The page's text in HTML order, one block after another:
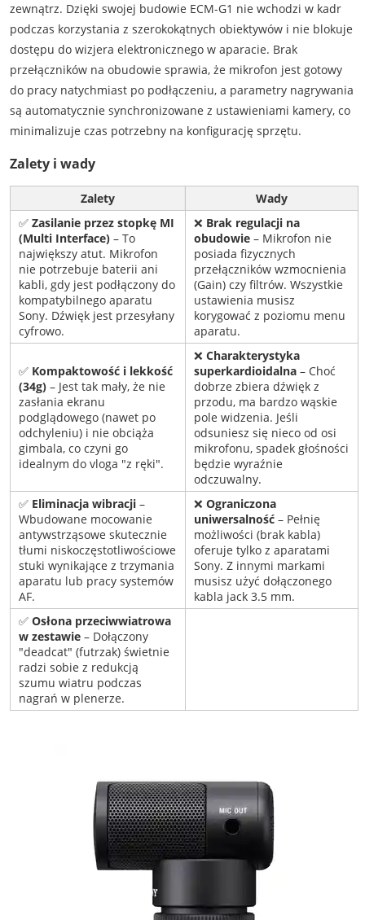
zewnątrz. Dzięki swojej budowie ECM-G1 nie wchodzi w kadr
podczas korzystania z szerokokątnych obiektywów i nie blokuje
dostępu do wizjera elektronicznego w aparacie. Brak
przełączników na obudowie sprawia, że mikrofon jest gotowy
do pracy natychmiast po podłączeniu, a parametry nagrywania
są automatycznie synchronizowane z ustawieniami kamery, co
minimalizuje czas potrzebny na konfigurację sprzętu.
Zalety i wady
Zalety
Wady
✅ Zasilanie przez stopkę MI
(Multi Interface)– To
największy atut. Mikrofon
nie potrzebuje baterii ani
kabli, gdy jest podłączony do
kompatybilnego aparatu
Sony. Dźwięk jest przesyłany
cyfrowo.
❌ Brak regulacji na
obudowie– Mikrofon nie
posiada fizycznych
przełączników wzmocnienia
(Gain) czy filtrów. Wszystkie
ustawienia musisz
korygować z poziomu menu
aparatu.
✅ Kompaktowość i lekkość
(34g)– Jest tak mały, że nie
zasłania ekranu
podglądowego (nawet po
odchyleniu) i nie obciąża
gimbala, co czyni go
idealnym do vloga "z ręki".
❌ Charakterystyka
superkardioidalna– Choć
dobrze zbiera dźwięk z
przodu, ma bardzo wąskie
pole widzenia. Jeśli
odsuniesz się nieco od osi
mikrofonu, spadek głośności
będzie wyraźnie
odczuwalny.
✅ Eliminacja wibracji–
Wbudowane mocowanie
antywstrząsowe skutecznie
tłumi niskoczęstotliwościowe
stuki wynikające z trzymania
aparatu lub pracy systemów
AF.
❌ Ograniczona
uniwersalność– Pełnię
możliwości (brak kabla)
oferuje tylko z aparatami
Sony. Z innymi markami
musisz użyć dołączonego
kabla jack 3.5 mm.
✅ Osłona przeciwwiatrowa
w zestawie– Dołączony
"deadcat" (futrzak) świetnie
radzi sobie z redukcją
szumu wiatru podczas
nagrań w plenerze.